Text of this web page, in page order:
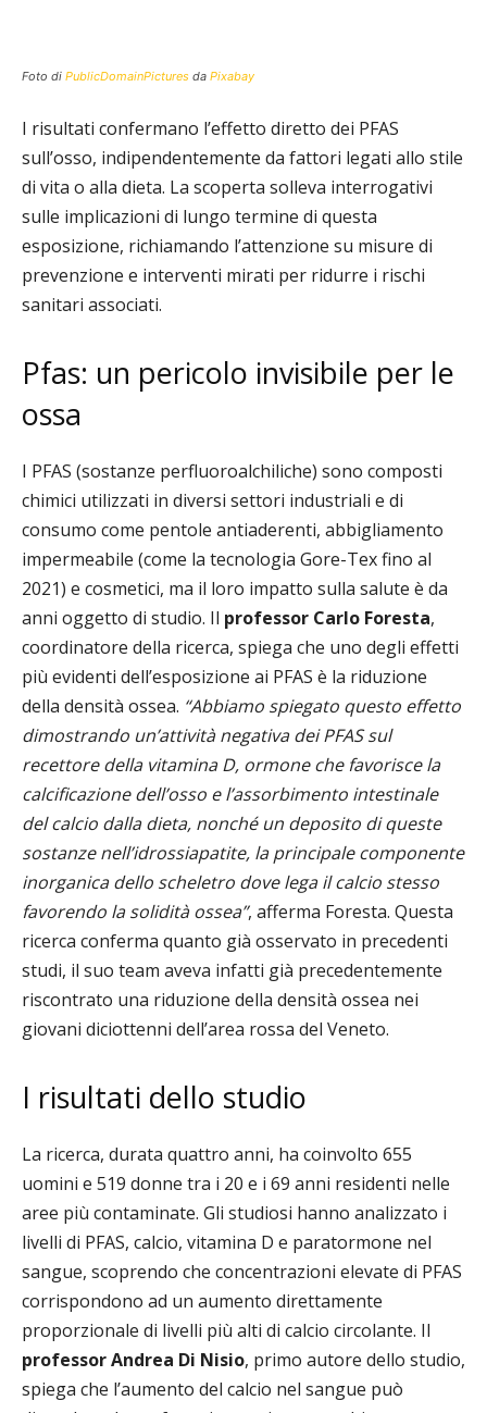
Foto di PublicDomainPictures da Pixabay
I risultati confermano l’effetto diretto dei PFAS
sull’osso, indipendentemente da fattori legati allo stile
di vita o alla dieta. La scoperta solleva interrogativi
sulle implicazioni di lungo termine di questa
esposizione, richiamando l’attenzione su misure di
prevenzione e interventi mirati per ridurre i rischi
sanitari associati.
Pfas: un pericolo invisibile per le
ossa
I PFAS (sostanze perfluoroalchiliche) sono composti
chimici utilizzati in diversi settori industriali e di
consumo come pentole antiaderenti, abbigliamento
impermeabile (come la tecnologia Gore-Tex fino al
2021) e cosmetici, ma il loro impatto sulla salute è da
anni oggetto di studio. Il professor Carlo Foresta,
coordinatore della ricerca, spiega che uno degli effetti
più evidenti dell’esposizione ai PFAS è la riduzione
della densità ossea. “Abbiamo spiegato questo effetto
dimostrando un’attività negativa dei PFAS sul
recettore della vitamina D, ormone che favorisce la
calcificazione dell’osso e l’assorbimento intestinale
del calcio dalla dieta, nonché un deposito di queste
sostanze nell’idrossiapatite, la principale componente
inorganica dello scheletro dove lega il calcio stesso
favorendo la solidità ossea”, afferma Foresta. Questa
ricerca conferma quanto già osservato in precedenti
studi, il suo team aveva infatti già precedentemente
riscontrato una riduzione della densità ossea nei
giovani diciottenni dell’area rossa del Veneto.
I risultati dello studio
La ricerca, durata quattro anni, ha coinvolto 655
uomini e 519 donne tra i 20 e i 69 anni residenti nelle
aree più contaminate. Gli studiosi hanno analizzato i
livelli di PFAS, calcio, vitamina D e paratormone nel
sangue, scoprendo che concentrazioni elevate di PFAS
corrispondono ad un aumento direttamente
proporzionale di livelli più alti di calcio circolante. Il
professor Andrea Di Nisio, primo autore dello studio,
spiega che l’aumento del calcio nel sangue può